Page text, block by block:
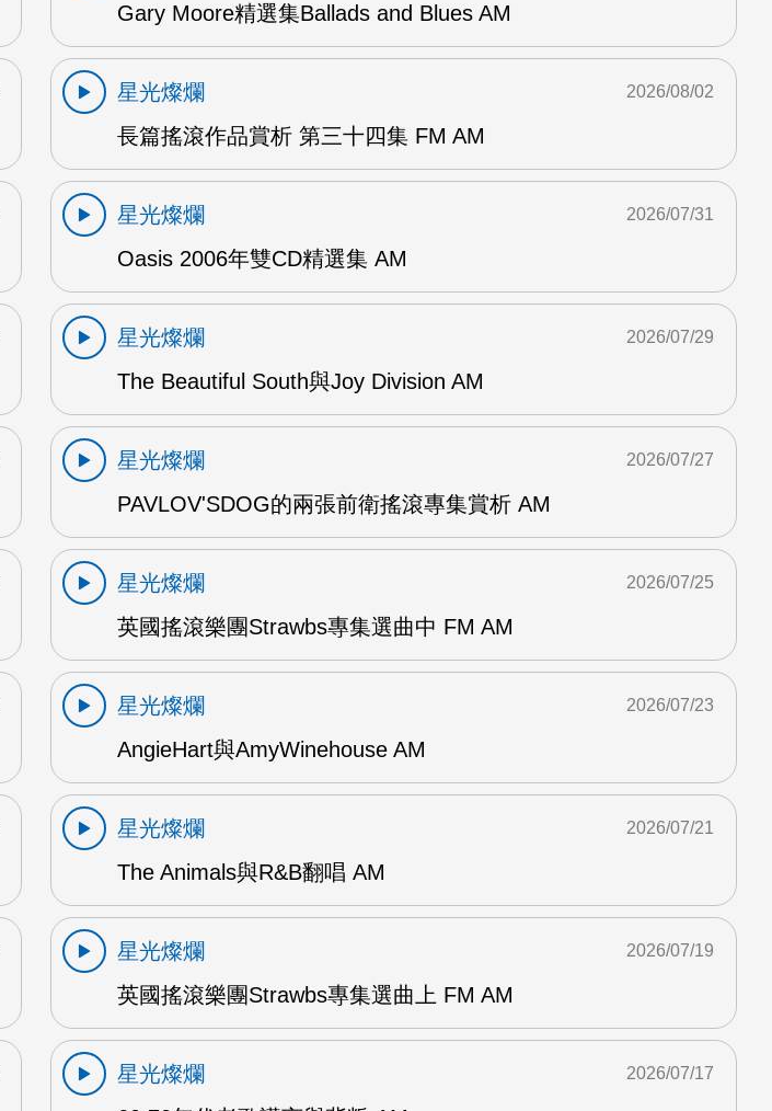
Gary Moore精選集Ballads and Blues AM
星光燦爛
長篇搖滾作品賞析 第三十四集 FM AM
2026/08/02
星光燦爛
Oasis 2006年雙CD精選集 AM
2026/07/31
星光燦爛
The Beautiful South與Joy Division AM
2026/07/29
星光燦爛
PAVLOV'SDOG的兩張前衛搖滾專集賞析 AM
2026/07/27
星光燦爛
英國搖滾樂團Strawbs專集選曲中 FM AM
2026/07/25
星光燦爛
AngieHart與AmyWinehouse AM
2026/07/23
星光燦爛
The Animals與R&B翻唱 AM
2026/07/21
星光燦爛
英國搖滾樂團Strawbs專集選曲上 FM AM
2026/07/19
星光燦爛
2026/07/17